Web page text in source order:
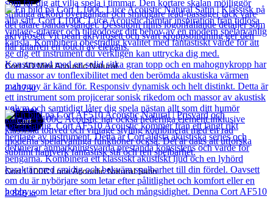
Cort AD Mini Acoustic Natural
2 417kr
Läs mer
Cort
Cort L100C Luce Acoustic Natural Satin
2 846kr